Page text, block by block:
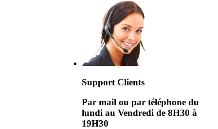
Support Clients
Par mail ou par téléphone du
lundi au Vendredi de 8H30 à
19H30